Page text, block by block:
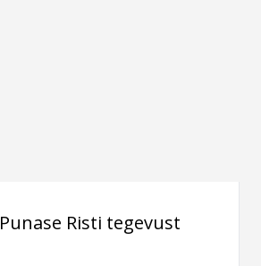
Risti tegevust